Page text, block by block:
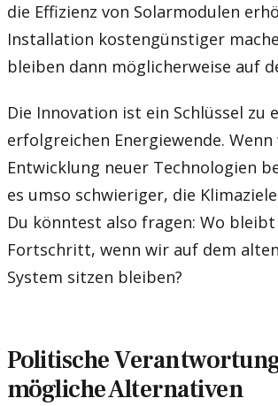
die Effizienz von Solarmodulen
Installation kostengünstiger
bleiben dann möglicherweise auf
Die Innovation ist ein Schlüssel zu
erfolgreichen Energiewende.
Entwicklung neuer Technologien
es umso schwieriger, die
Du könntest also fragen: Wo
Fortschritt, wenn wir auf dem
System sitzen bleiben?
Politische
mögliche Alternativen